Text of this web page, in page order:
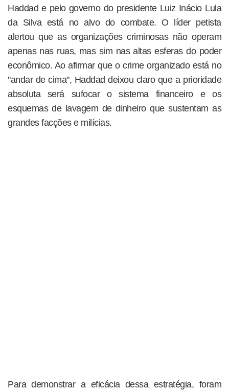
Haddad e pelo governo do presidente Luiz Inácio Lula
da Silva está no alvo do combate. O líder petista
alertou que as organizações criminosas não operam
apenas nas ruas, mas sim nas altas esferas do poder
econômico. Ao afirmar que o crime organizado está no
"andar de cima", Haddad deixou claro que a prioridade
absoluta será sufocar o sistema financeiro e os
esquemas de lavagem de dinheiro que sustentam as
grandes facções e milícias.
Para demonstrar a eficácia dessa estratégia, foram